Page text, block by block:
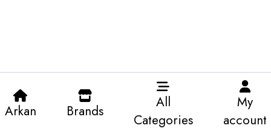
Arkan Brands
All
Categories
My
account